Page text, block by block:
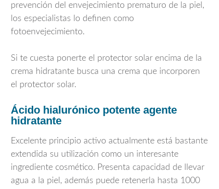
prevención del envejecimiento prematuro de la piel,
los especialistas lo definen como
fotoenvejecimiento.
Si te cuesta ponerte el protector solar encima de la
crema hidratante busca una crema que incorporen
el protector solar.
Ácido hialurónico potente agente
hidratante
Excelente principio activo actualmente está bastante
extendida su utilización como un interesante
ingrediente cosmético. Presenta capacidad de llevar
agua a la piel, además puede retenerla hasta 1000